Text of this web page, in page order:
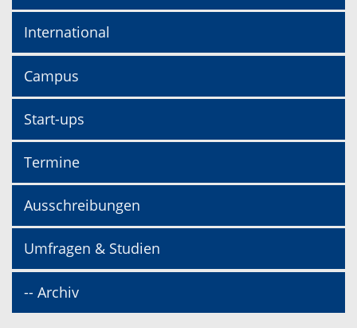
International
Campus
Start-ups
Termine
Ausschreibungen
Umfragen & Studien
-- Archiv